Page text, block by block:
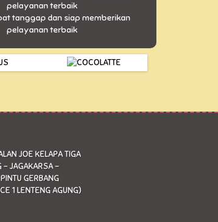
tanggap dan siap memberikan
pelayanan terbaik
JOE KELAPA TIGA
- JAGAKARSA -
GERBANG
1 LENTENG AGUNG)